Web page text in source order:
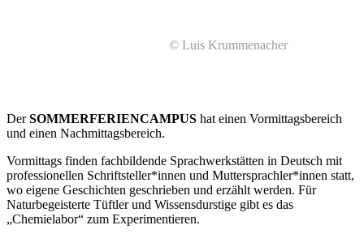
© Luis Krummenacher
DerSOMMERFERIENCAMPUS hat einen Vormittagsbereich
und einen Nachmittagsbereich.
Vormittags finden fachbildende Sprachwerkstätten in Deutsch mit
professionellen Schriftsteller*innen und Muttersprachler*innen statt,
wo eigene Geschichten geschrieben und erzählt werden. Für
Naturbegeisterte Tüftler und Wissensdurstige gibt es das
„Chemielabor“ zum Experimentieren.